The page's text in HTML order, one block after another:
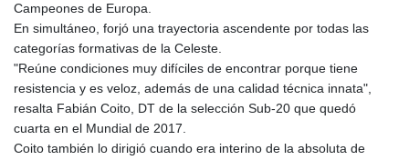
Campeones de Europa.
En simultáneo, forjó una trayectoria ascendente por todas las
categorías formativas de la Celeste.
"Reúne condiciones muy difíciles de encontrar porque tiene
resistencia y es veloz, además de una calidad técnica innata",
resalta Fabián Coito, DT de la selección Sub-20 que quedó
cuarta en el Mundial de 2017.
Coito también lo dirigió cuando era interino de la absoluta de